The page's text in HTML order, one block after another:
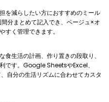
を減らしたい方におすすめのミール
分まとめて記入でき、ベージュ×オ
すく管理できます。
生活の計画、作り置きの段取り、
です。Google SheetsやExcel、
自分の生活リズムに合わせてカスタ